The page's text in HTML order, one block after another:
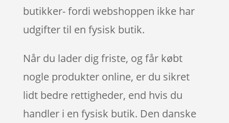
butikker- fordi webshoppen ikke har
udgifter til en fysisk butik.
Når du lader dig friste, og får købt
nogle produkter online, er du sikret
lidt bedre rettigheder, end hvis du
handler i en fysisk butik. Den danske